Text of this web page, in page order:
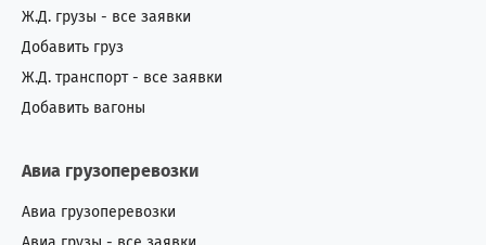
Ж.Д. грузы - все заявки
Добавить груз
Ж.Д. транспорт - все заявки
Добавить вагоны
Авиа грузоперевозки
Авиа грузоперевозки